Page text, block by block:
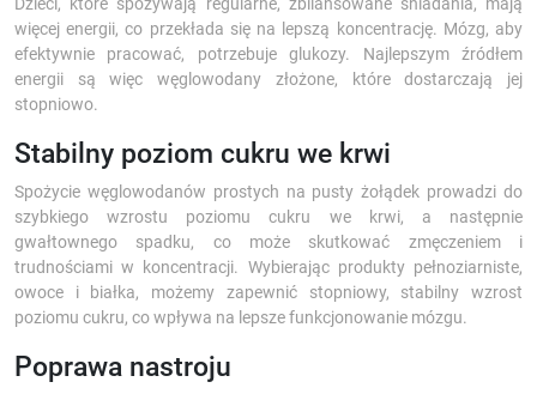
więcej energii, co przekłada się na lepszą koncentrację. Mózg, aby
efektywnie pracować, potrzebuje glukozy. Najlepszym źródłem
energii są więc węglowodany złożone, które dostarczają jej
stopniowo.
Stabilny poziom cukru we krwi
Spożycie węglowodanów prostych na pusty żołądek prowadzi do
szybkiego wzrostu poziomu cukru we krwi, a następnie
gwałtownego spadku, co może skutkować zmęczeniem i
trudnościami w koncentracji. Wybierając produkty pełnoziarniste,
owoce i białka, możemy zapewnić stopniowy, stabilny wzrost
poziomu cukru, co wpływa na lepsze funkcjonowanie mózgu.
Poprawa nastroju